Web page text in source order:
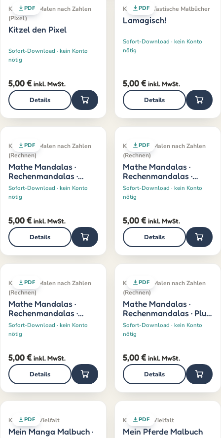
PDF
Klassiker · Malen nach Zahlen
(Pixel)
Kitzel den Pixel
Sofort-Download · kein Konto
nötig
5,00€ inkl. MwSt.
Details
PDF
Klassiker · Tastische Malbücher
Lamagisch!
Sofort-Download · kein Konto
nötig
5,00€ inkl. MwSt.
Details
PDF
Klassiker · Malen nach Zahlen
(Rechnen)
Mathe Mandalas ·
Rechenmandalas ·
Einmaleins
Sofort-Download · kein Konto
nötig
5,00€ inkl. MwSt.
Details
PDF
Klassiker · Malen nach Zahlen
(Rechnen)
Mathe Mandalas ·
Rechenmandalas ·
Teilen
Sofort-Download · kein Konto
nötig
5,00€ inkl. MwSt.
Details
PDF
Klassiker · Malen nach Zahlen
(Rechnen)
Mathe Mandalas ·
Rechenmandalas ·
Minus · 1–10
Sofort-Download · kein Konto
nötig
5,00€ inkl. MwSt.
Details
PDF
Klassiker · Malen nach Zahlen
(Rechnen)
Mathe Mandalas ·
Rechenmandalas · Plus
· 1–10
Sofort-Download · kein Konto
nötig
5,00€ inkl. MwSt.
Details
PDF
Klassiker · Vielfalt
Mein Manga Malbuch ·
PDF
Klassiker · Vielfalt
Mein Pferde Malbuch